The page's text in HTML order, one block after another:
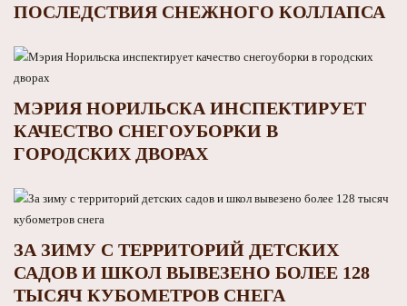
ПОСЛЕДСТВИЯ СНЕЖНОГО КОЛЛАПСА
МЭРИЯ НОРИЛЬСКА ИНСПЕКТИРУЕТ
КАЧЕСТВО СНЕГОУБОРКИ В
ГОРОДСКИХ ДВОРАХ
ЗА ЗИМУ С ТЕРРИТОРИЙ ДЕТСКИХ
САДОВ И ШКОЛ ВЫВЕЗЕНО БОЛЕЕ 128
ТЫСЯЧ КУБОМЕТРОВ СНЕГА